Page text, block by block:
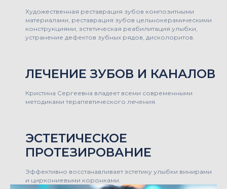
Художественная реставрация зубов композитными
материалами, реставрация зубов цельнокерамическими
конструкциями, эстетическая реабилитация улыбки,
устранение дефектов зубных рядов, дисколоритов.
ЛЕЧЕНИЕ ЗУБОВ И КАНАЛОВ
Кристина Сергеевна владеет всеми современными
методиками терапевтического лечения.
ЭСТЕТИЧЕСКОЕ
ПРОТЕЗИРОВАНИЕ
Эффективно восстанавливает эстетику улыбки винирами
и циркониевыми коронками.